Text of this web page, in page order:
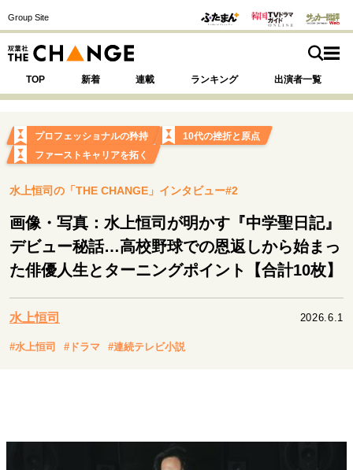
Group Site
TOP 新着 連載 ランキング 出演者一覧
サイトの核・哲学
運命を変えた出会い
挫折からの再起
未知への挑戦
プロフェッショナルの矜持
表現者の葛藤
人生が動いた日 10代の挫折と原点
プロフェッショナルの矜持
10代の挫折と原点
ファーストキャリアを拓く
水上恒司の「THE CHANGE」インタビュー#2
画像・写真：水上恒司が明かす『中学聖日記』
デビュー秘話…高校野球での恩返しから始まっ
た俳優人生とターニングポイント【合計10枚】
水上恒司 2026.6.1
#水上恒司 #ドラマ #連続テレビ小説